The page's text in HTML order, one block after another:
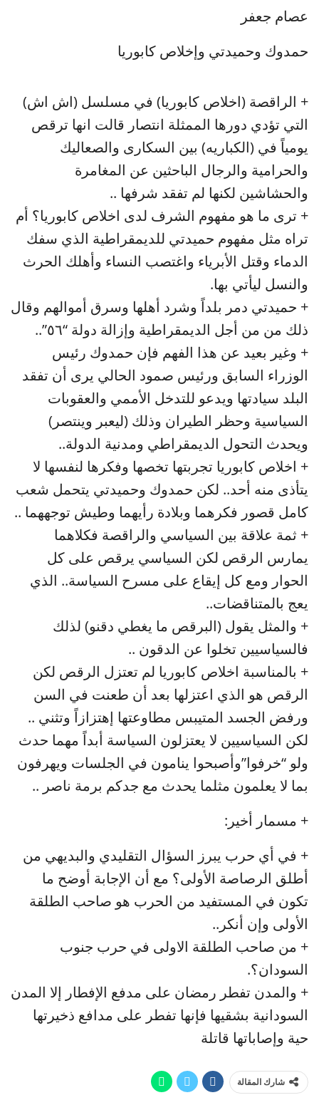
عصام جعفر
حمدوك وحميدتي وإخلاص كابوريا
+ الراقصة (اخلاص كابوريا) في مسلسل (اش اش)
التي تؤدي دورها الممثلة انتصار قالت انها ترقص
يومياً في (الكباريه) بين السكارى والصعاليك
والحرامية والرجال الباحثين عن المغامرة
والحشاشين لكنها لم تفقد شرفها ..
+ ترى ما هو مفهوم الشرف لدى اخلاص كابوريا؟ أم
تراه مثل مفهوم حميدتي للديمقراطية الذي سفك
الدماء وقتل الأبرياء واغتصب النساء وأهلك الحرث
والنسل ليأتي بها.
+ حميدتي دمر بلداً وشرد أهلها وسرق أموالهم وقال
ذلك من من أجل الديمقراطية وإزالة دولة “٥٦”..
+ وغير بعيد عن هذا الفهم فإن حمدوك رئيس
الوزراء السابق ورئيس صمود الحالي يرى أن تفقد
البلد سيادتها ويدعو للتدخل الأممي والعقوبات
السياسية وحظر الطيران وذلك (ليعبر وينتصر)
ويحدث التحول الديمقراطي ومدنية الدولة..
+ اخلاص كابوريا تجربتها تخصها وفكرها لنفسها لا
يتأذى منه أحد.. لكن حمدوك وحميدتي يتحمل شعب
كامل قصور فكرهما وبلادة رأيهما وطيش توجههما ..
+ ثمة علاقة بين السياسي والراقصة فكلاهما
يمارس الرقص لكن السياسي يرقص على كل
الحوار ومع كل إيقاع على مسرح السياسة.. الذي
يعج بالمتناقضات..
+ والمثل يقول (البرقص ما يغطي دقنو) لذلك
فالسياسيين تخلوا عن الدقون ..
+ بالمناسبة اخلاص كابوريا لم تعتزل الرقص لكن
الرقص هو الذي اعتزلها بعد أن طعنت في السن
ورفض الجسد المتيبس مطاوعتها إهتزازاً وتثني ..
لكن السياسيين لا يعتزلون السياسة أبداً مهما حدث
ولو “خرفوا”وأصبحوا ينامون في الجلسات ويهرفون
بما لا يعلمون مثلما يحدث مع جدكم برمة ناصر ..
+ مسمار أخير:
+ في أي حرب يبرز السؤال التقليدي والبديهي من
أطلق الرصاصة الأولى؟ مع أن الإجابة أوضح ما
تكون في المستفيد من الحرب هو صاحب الطلقة
الأولى وإن أنكر..
+ من صاحب الطلقة الاولى في حرب جنوب
السودان؟.
+ والمدن تفطر رمضان على مدفع الإفطار إلا المدن
السودانية بشقيها فإنها تفطر على مدافع ذخيرتها
حية وإصاباتها قاتلة
شارك المقالة